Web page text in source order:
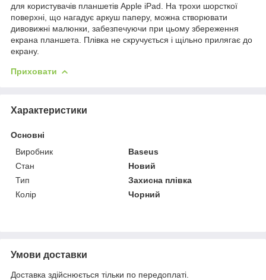
для користувачів планшетів Apple iPad. На трохи шорсткої
поверхні, що нагадує аркуш паперу, можна створювати
дивовижні малюнки, забезпечуючи при цьому збереження
екрана планшета. Плівка не скручується і щільно прилягає до
екрану.
Приховати
Характеристики
Основні
Виробник
Baseus
Стан
Новий
Тип
Захисна плівка
Колір
Чорний
Умови доставки
Доставка здійснюється тільки по передоплаті.